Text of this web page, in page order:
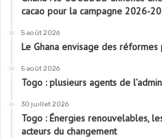
cacao pour la campagne 2026-
5 août 2026
Le Ghana envisage des réformes
5 août 2026
Togo : plusieurs agents de
30 juillet 2026
Togo : Énergies renouvelables,
acteurs du changement